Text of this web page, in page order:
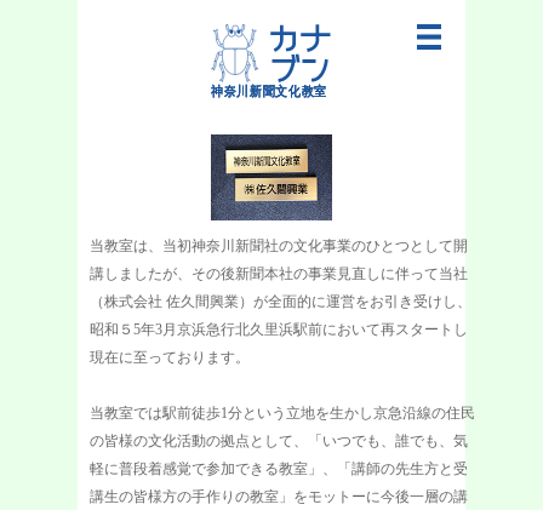
当教室は、当初神奈川新聞社の文化事業のひとつとして開
講しましたが、その後新聞本社の事業見直しに伴って当社
（株式会社 佐久間興業）が全面的に運営をお引き受けし、
昭和５5年3月京浜急行北久里浜駅前において再スタートし
現在に至っております。
当教室では駅前徒歩1分という立地を生かし京急沿線の住民
の皆様の文化活動の拠点として、「いつでも、誰でも、気
軽に普段着感覚で参加できる教室」、「講師の先生方と受
講生の皆様方の手作りの教室」をモットーに今後一層の講